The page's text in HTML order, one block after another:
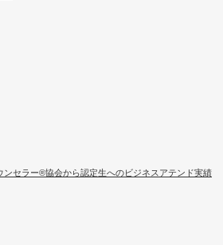
ンセラー®協会から認定生へのビジネスアテンド実績